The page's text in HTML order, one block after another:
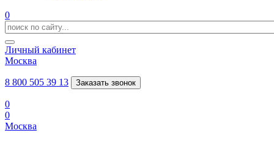
0
Личный кабинет
Москва
8 800 505 39 13 Заказать звонок
0
0
Москва